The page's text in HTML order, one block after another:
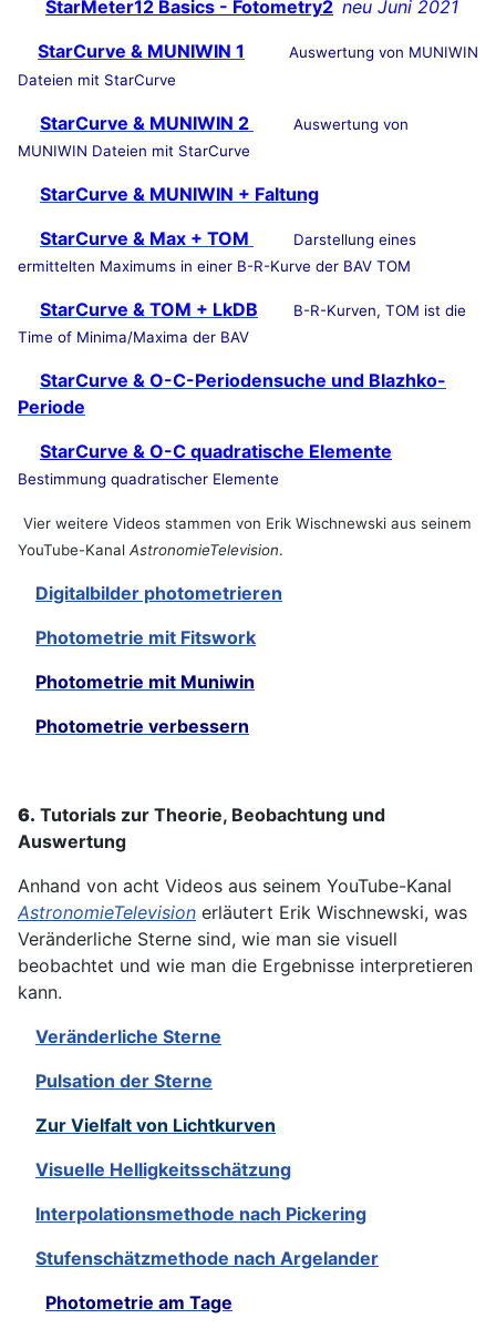
StarMeter12 Basics - Fotometry2 neu Juni 2021
StarCurve & MUNIWIN 1
Auswertung von MUNIWIN
Dateien mit StarCurve
StarCurve & MUNIWIN 2
Auswertung von
MUNIWIN Dateien mit StarCurve
StarCurve & MUNIWIN + Faltung
StarCurve & Max + TOM
Darstellung eines
ermittelten Maximums in einer B-R-Kurve der BAV TOM
StarCurve & TOM + LkDB
B-R-Kurven, TOM ist die
Time of Minima/Maxima der BAV
StarCurve & O-C-Periodensuche und Blazhko-
Periode
StarCurve & O-C quadratische Elemente
Bestimmung quadratischer Elemente
Vier weitere Videos stammen von Erik Wischnewski aus seinem
YouTube-Kanal AstronomieTelevision.
Digitalbilder photometrieren
Photometrie mit Fitswork
Photometrie mit Muniwin
Photometrie verbessern
6. Tutorials zur Theorie, Beobachtung und
Auswertung
Anhand von acht Videos aus seinem YouTube-Kanal
AstronomieTelevision erläutert Erik Wischnewski, was
Veränderliche Sterne sind, wie man sie visuell
beobachtet und wie man die Ergebnisse interpretieren
kann.
Veränderliche Sterne
Pulsation der Sterne
Zur Vielfalt von Lichtkurven
Visuelle Helligkeitsschätzung
Interpolationsmethode nach Pickering
Stufenschätzmethode nach Argelander
Photometrie am Tage